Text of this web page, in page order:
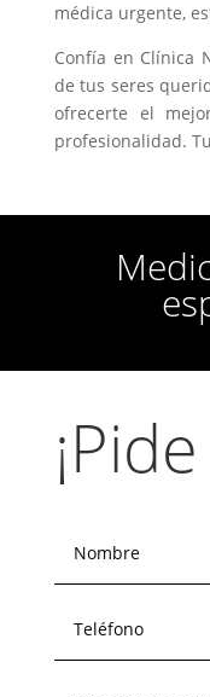
médica urgente,
Confía en Clínica
de tus seres
ofrecerte el
profesionalidad.